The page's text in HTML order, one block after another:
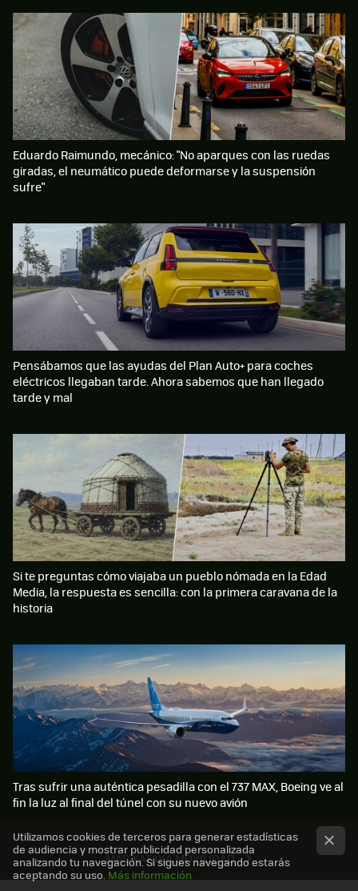
MÁS XATAKA MOVILIDAD
Eduardo Raimundo, mecánico: "No aparques con las ruedas
giradas, el neumático puede deformarse y la suspensión
sufre"
Pensábamos que las ayudas del Plan Auto+ para coches
eléctricos llegaban tarde. Ahora sabemos que han llegado
tarde y mal
Si te preguntas cómo viajaba un pueblo nómada en la Edad
Media, la respuesta es sencilla: con la primera caravana de la
historia
Tras sufrir una auténtica pesadilla con el 737 MAX, Boeing ve al
fin la luz al final del túnel con su nuevo avión
Utilizamos cookies de terceros para generar estadísticas
de audiencia y mostrar publicidad personalizada
analizando tu navegación. Si sigues navegando estarás
aceptando su uso. Más información